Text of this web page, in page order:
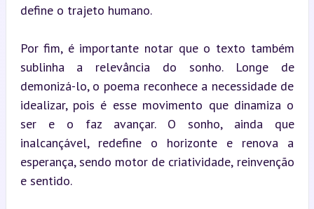
define o trajeto humano.
Por fim, é importante notar que o texto também
sublinha a relevância do sonho. Longe de
demonizá-lo, o poema reconhece a necessidade de
idealizar, pois é esse movimento que dinamiza o
ser e o faz avançar. O sonho, ainda que
inalcançável, redefine o horizonte e renova a
esperança, sendo motor de criatividade, reinvenção
e sentido.